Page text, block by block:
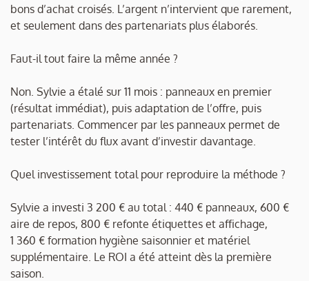
bons d’achat croisés. L’argent n’intervient que rarement,
et seulement dans des partenariats plus élaborés.
Faut-il tout faire la même année ?
Non. Sylvie a étalé sur 11 mois : panneaux en premier
(résultat immédiat), puis adaptation de l’offre, puis
partenariats. Commencer par les panneaux permet de
tester l’intérêt du flux avant d’investir davantage.
Quel investissement total pour reproduire la méthode ?
Sylvie a investi 3 200 € au total : 440 € panneaux, 600 €
aire de repos, 800 € refonte étiquettes et affichage,
1 360 € formation hygiène saisonnier et matériel
supplémentaire. Le ROI a été atteint dès la première
saison.